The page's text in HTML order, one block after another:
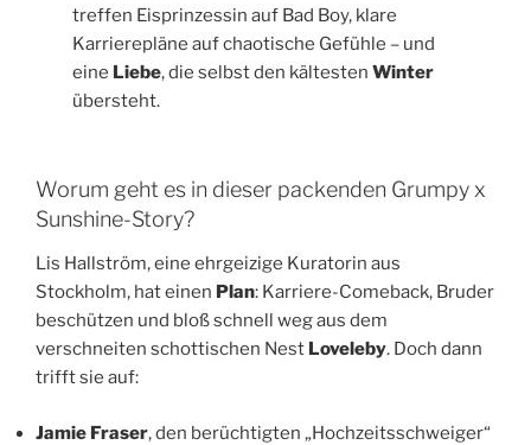
treffen Eisprinzessin auf Bad Boy, klare
Karrierepläne auf chaotische Gefühle – und
eine Liebe, die selbst den kältestenWinter
übersteht.
Worum geht es in dieser packenden Grumpy x
Sunshine-Story?
Lis Hallström, eine ehrgeizige Kuratorin aus
Stockholm, hat einen Plan: Karriere-Comeback, Bruder
beschützen und bloß schnell weg aus dem
verschneiten schottischen Nest Loveleby. Doch dann
trifft sie auf:
Jamie Fraser, den berüchtigten „Hochzeitsschweiger“